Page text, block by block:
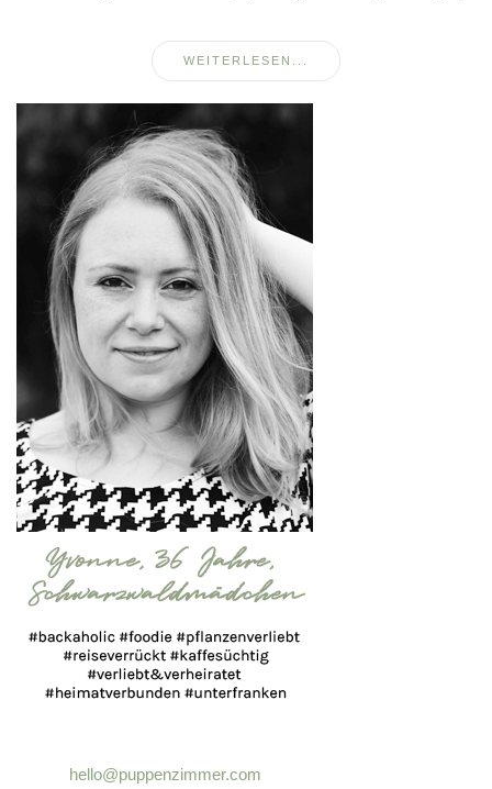
WEITERLESEN...
hello@puppenzimmer.com